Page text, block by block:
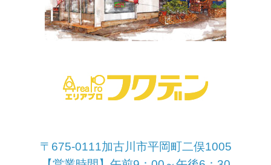
〒675-0111加古川市平岡町二俣1005